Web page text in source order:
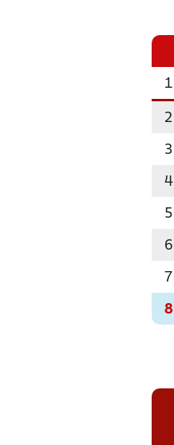
1
2
3
4
5
6
7
8